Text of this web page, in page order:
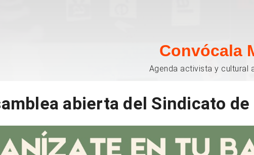
Convócala
Agenda activista y cultural
abierta del Sindicato